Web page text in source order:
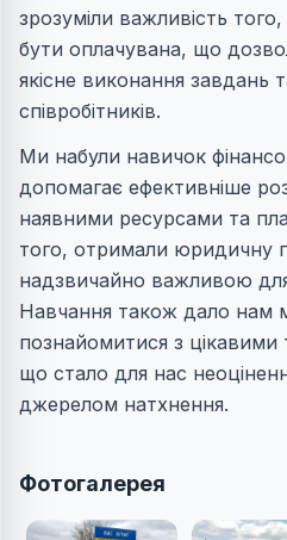
зрозуміли важливість
бути оплачувана, що
якісне виконання завдань
співробітників.
Ми набули навичок
допомагає ефективніше
наявними ресурсами та
того, отримали юридичну
надзвичайно важливою для
Навчання також дало нам
познайомитися з
що стало для нас
джерелом натхнення.
Фотогалерея